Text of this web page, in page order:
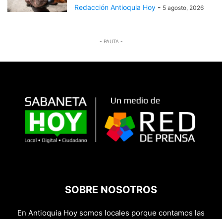
Redacción Antioquia Hoy - 5 agosto, 2026
- PAUTA -
SOBRE NOSOTROS
En Antioquia Hoy somos locales porque contamos las